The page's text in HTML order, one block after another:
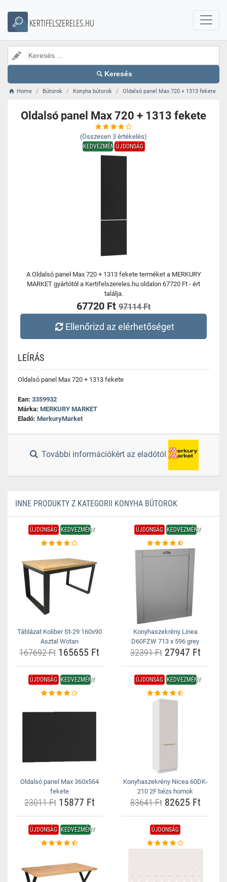
KERTIFELSZERELES.HU
Keresés
Home Bútorok Konyha bútorok Oldalsó panel Max 720 + 1313 fekete
Oldalsó panel Max 720 + 1313 fekete
(Összesen 3 értékelés)
KEDVEZMÉNYÚJDONSÁG
A Oldalsó panel Max 720 + 1313 fekete terméket a MERKURY
MARKET gyártótól a Kertifelszereles.hu oldalon 67720 Ft - ért
találja.
67720 Ft 97114 Ft
Ellenőrizd az elérhetőséget
LEÍRÁS
Oldalsó panel Max 720 + 1313 fekete
Ean: 3359932
Márka: MERKURY MARKET
Eladó: MerkuryMarket
További információkért az eladótól
INNE PRODUKTY Z KATEGORII KONYHA BÚTOROK
ÚJDONSÁG KEDVEZMÉNY
Táblázat Koliber St-29 160x90
Asztal Wotan
167692 Ft 165655 Ft
ÚJDONSÁG KEDVEZMÉNY
Konyhaszekrény Linea
D60FZW 713 x 596 grey
32391 Ft27947 Ft
ÚJDONSÁG KEDVEZMÉNY
Oldalsó panel Max 360x564
fekete
23011 Ft15877 Ft
ÚJDONSÁG KEDVEZMÉNY
Konyhaszekrény Nicea 60DK-
210 2F bézs homok
83641 Ft82625 Ft
ÚJDONSÁG KEDVEZMÉNY ÚJDONSÁG